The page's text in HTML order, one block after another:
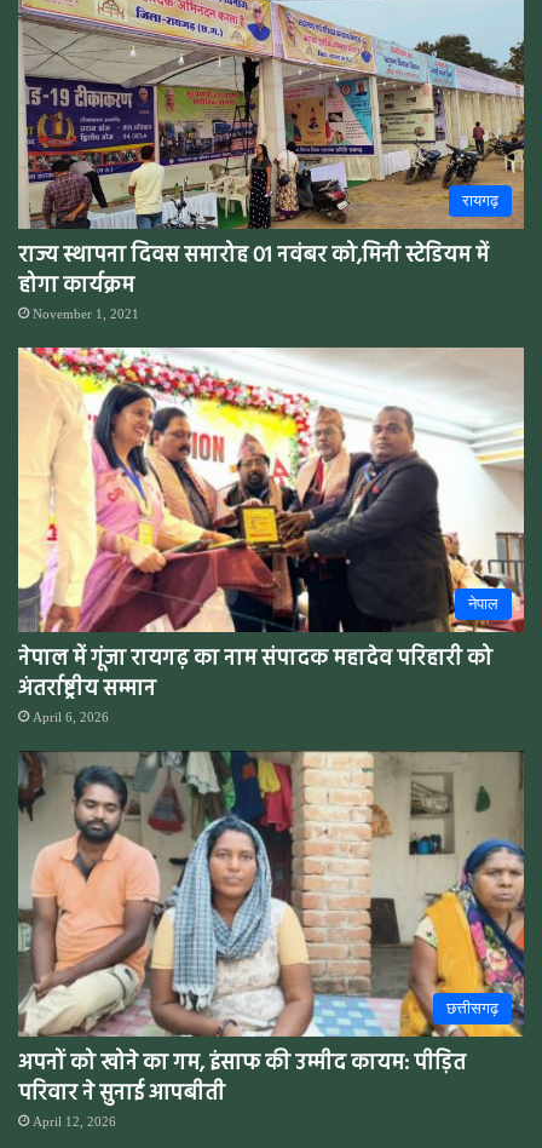
रायगढ़
राज्य स्थापना दिवस समारोह 01 नवंबर को,मिनी स्टेडियम में
होगा कार्यक्रम
November 1, 2021
नेपाल
नेपाल में गूंजा रायगढ़ का नाम संपादक महादेव परिहारी को
अंतर्राष्ट्रीय सम्मान
April 6, 2026
छत्तीसगढ़
अपनों को खोने का गम, इंसाफ की उम्मीद कायम: पीड़ित
परिवार ने सुनाई आपबीती
April 12, 2026